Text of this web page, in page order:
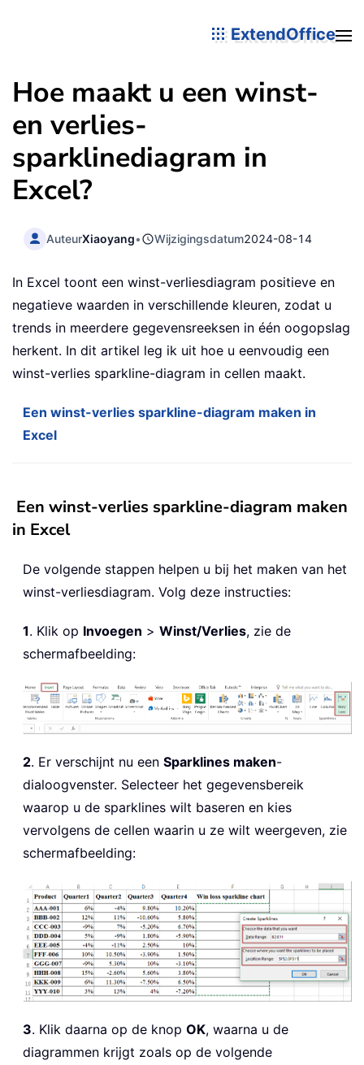
ExtendOffice
Hoe maakt u een winst-
en verlies-
sparklinediagram in
Excel?
AuteurXiaoyang• Wijzigingsdatum2024-08-14
In Excel toont een winst-verliesdiagram positieve en
negatieve waarden in verschillende kleuren, zodat u
trends in meerdere gegevensreeksen in één oogopslag
herkent. In dit artikel leg ik uit hoe u eenvoudig een
winst-verlies sparkline-diagram in cellen maakt.
Een winst-verlies sparkline-diagram maken in
Excel
Een winst-verlies sparkline-diagram maken
in Excel
De volgende stappen helpen u bij het maken van het
winst-verliesdiagram. Volg deze instructies:
1. Klik op Invoegen > Winst/Verlies, zie de
schermafbeelding:
2. Er verschijnt nu een Sparklines maken-
dialoogvenster. Selecteer het gegevensbereik
waarop u de sparklines wilt baseren en kies
vervolgens de cellen waarin u ze wilt weergeven, zie
schermafbeelding:
3. Klik daarna op de knop OK, waarna u de
diagrammen krijgt zoals op de volgende